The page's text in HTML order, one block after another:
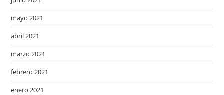
mayo 2021
abril 2021
marzo 2021
febrero 2021
enero 2021